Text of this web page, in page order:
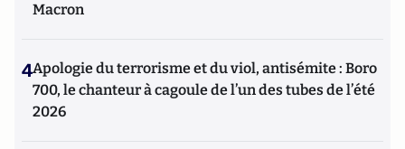
Macron
4Apologie du terrorisme et du viol, antisémite : Boro
700, le chanteur à cagoule de l’un des tubes de l’été
2026